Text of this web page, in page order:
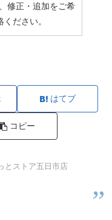
修正・追加をご希
ださい。
はてブ
コピー
とストア五日市店